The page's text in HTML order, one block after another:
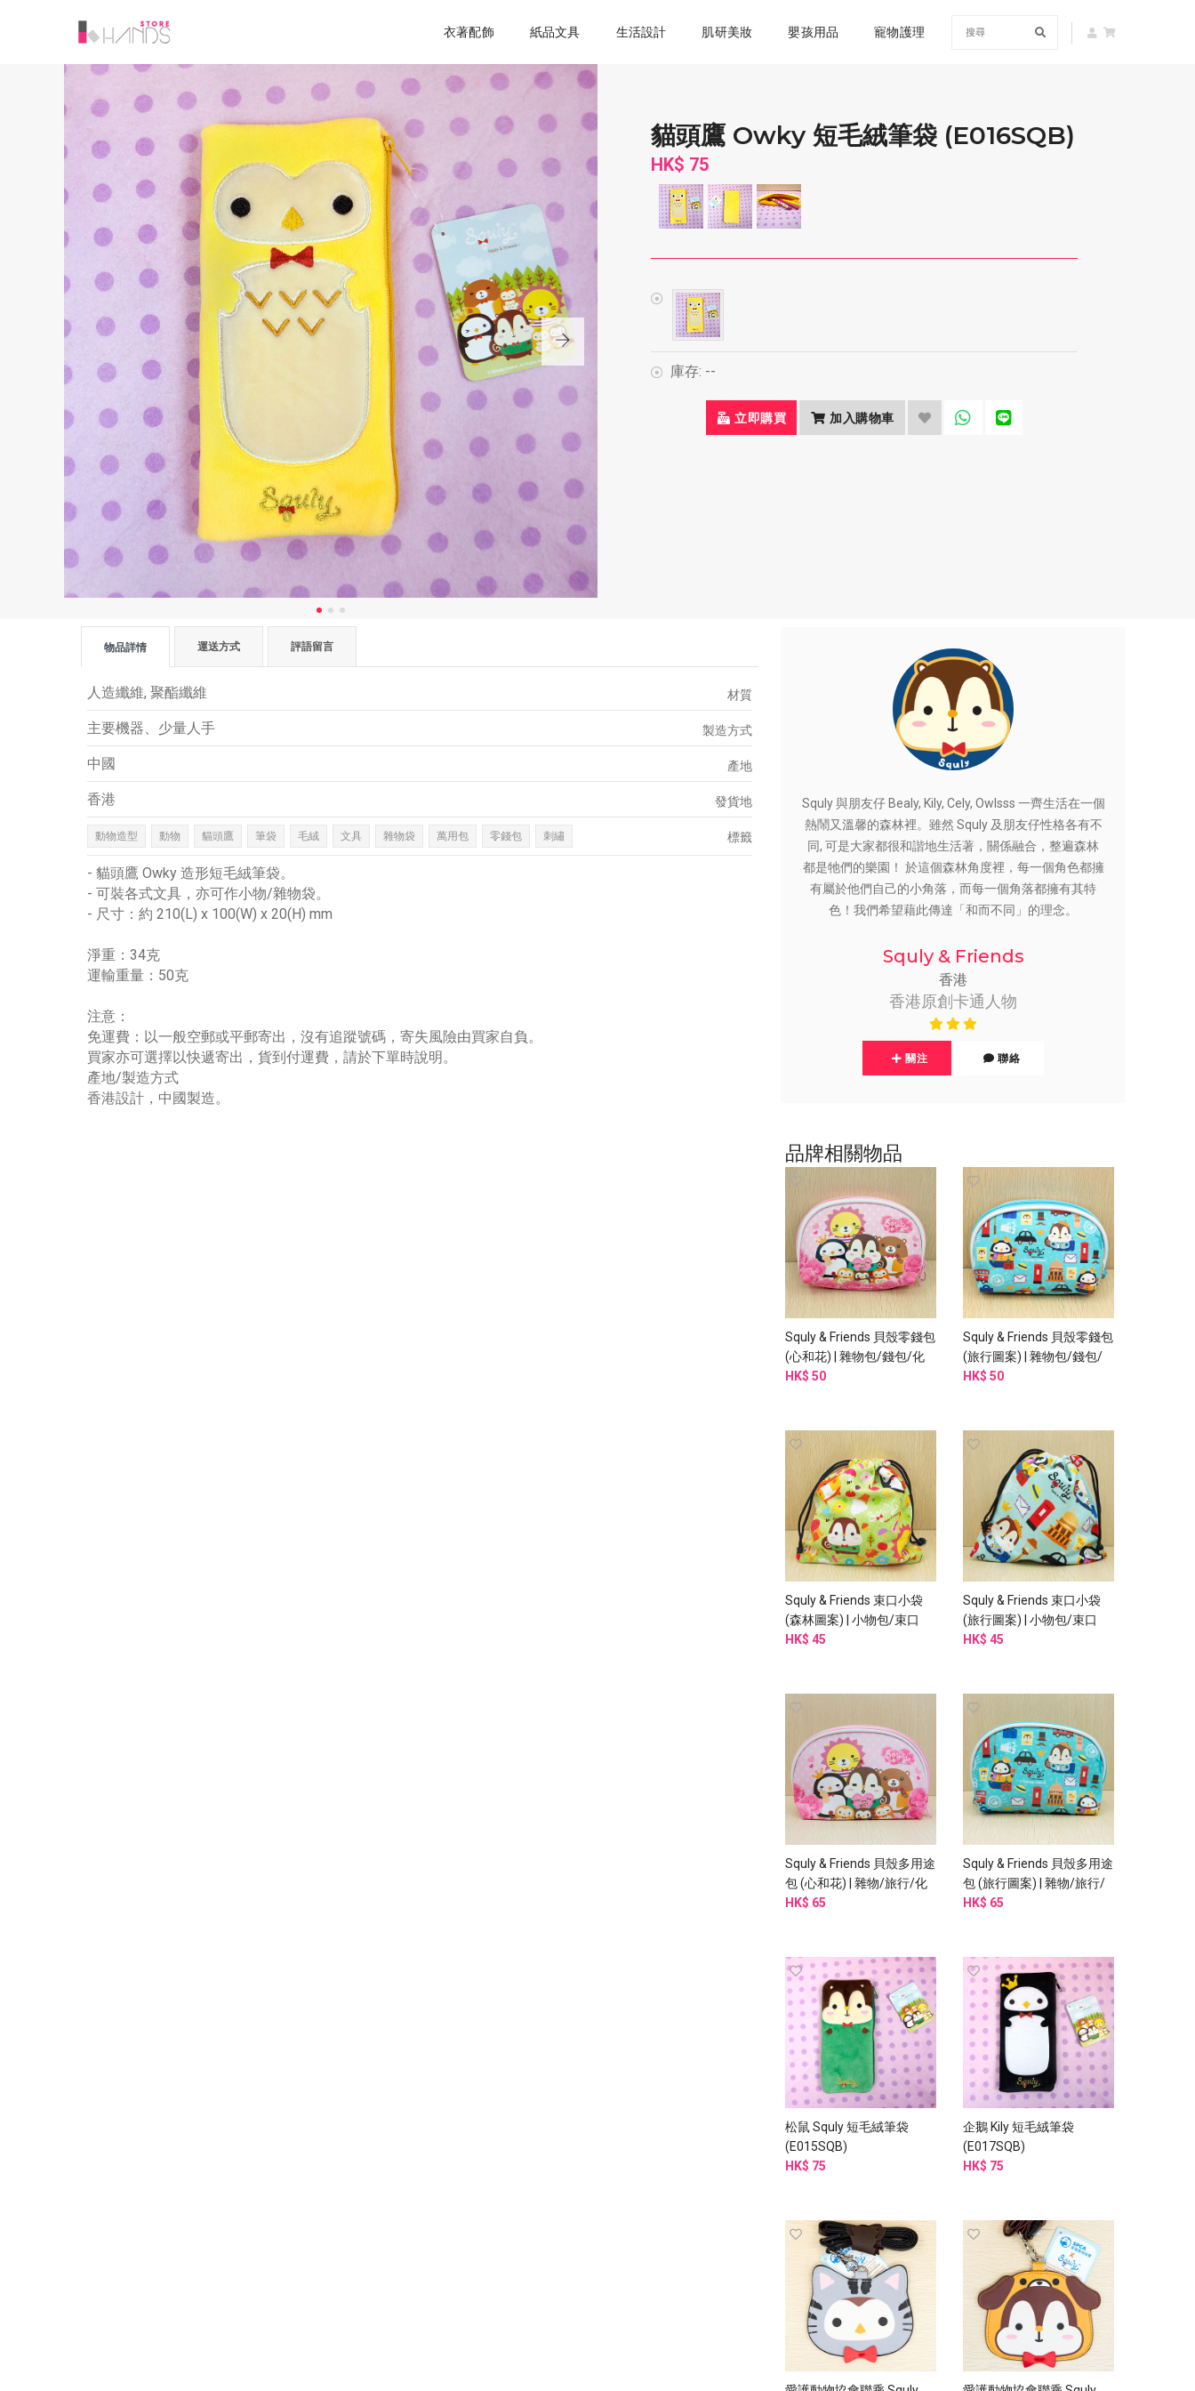
衣著配飾 紙品文具 生活設計 肌研美妝 嬰孩用品 寵物護理
貓頭鷹 Owky 短毛絨筆袋 (E016SQB)
HK$ 75
庫存: --
立即購買 加入購物車
物品詳情 運送方式 評語留言
材質
人造纖維, 聚酯纖維
製造方式
主要機器、少量人手
產地
中國
發貨地
香港
標籤
動物造型 動物 貓頭鷹 筆袋 毛絨 文具 雜物袋 萬用包 零錢包 刺繡
- 貓頭鷹 Owky 造形短毛絨筆袋。
- 可裝各式文具，亦可作小物/雜物袋。
- 尺寸：約 210(L) x 100(W) x 20(H) mm
淨重：34克
運輸重量：50克
注意：
免運費：以一般空郵或平郵寄出，沒有追蹤號碼，寄失風險由買家自負。
買家亦可選擇以快遞寄出，貨到付運費，請於下單時說明。
產地/製造方式
香港設計，中國製造。
Squly 與朋友仔 Bealy, Kily, Cely, Owlsss 一齊生活在一個
熱鬧又溫馨的森林裡。雖然 Squly 及朋友仔性格各有不
同, 可是大家都很和諧地生活著，關係融合，整遍森林
都是牠們的樂園！ 於這個森林角度裡，每一個角色都擁
有屬於他們自己的小角落，而每一個角落都擁有其特
色！我們希望藉此傳達「和而不同」的理念。
Squly & Friends
香港
香港原創卡通人物
關注 聯絡
品牌相關物品
Squly & Friends 貝殼零錢包
(心和花) | 雜物包/錢包/化
妝包 (I003SQB)
HK$ 50
Squly & Friends 貝殼零錢包
(旅行圖案) | 雜物包/錢包/
化妝 (I004SQB)
HK$ 50
Squly & Friends 束口小袋
(森林圖案) | 小物包/束口
袋/布袋 (I002SQB)
HK$ 45
Squly & Friends 束口小袋
(旅行圖案) | 小物包/束口
袋/布袋 (I002SQB)
HK$ 45
Squly & Friends 貝殼多用途
包 (心和花) | 雜物/旅行/化
妝 (I005SQB)
HK$ 65
Squly & Friends 貝殼多用途
包 (旅行圖案) | 雜物/旅行/
化妝 (I006SQB)
HK$ 65
松鼠 Squly 短毛絨筆袋
(E015SQB)
HK$ 75
企鵝 Kily 短毛絨筆袋
(E017SQB)
HK$ 75